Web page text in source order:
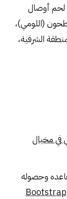
لحم أوصال
(اللومي)،
الشرقية،
في مخيال
وحصوله